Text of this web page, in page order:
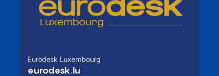
Eurodesk Luxembourg
eurodesk.lu